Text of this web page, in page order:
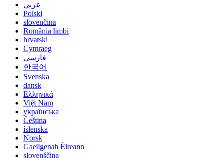
عربي
Polski
slovenčina
România limbi
hrvatski
Cymraeg
فارسی
한국어
Svenska
dansk
Ελληνικά
Việt Nam
українська
Čeština
íslenska
Norsk
Gaeilgenah Éireann
slovenščina